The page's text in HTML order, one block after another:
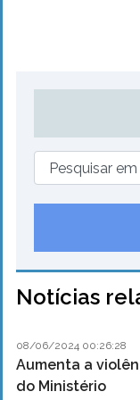
Notícias
08/06/2024 00:26:28
Aumenta a
do Ministério